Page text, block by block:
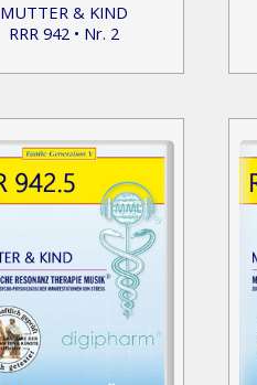
MUTTER & KIND
RRR 942 • Nr. 2